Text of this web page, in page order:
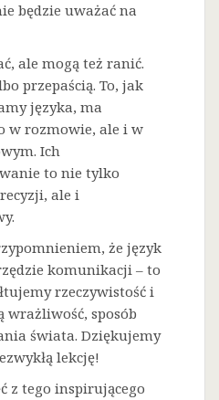
będzie uważać na
ale mogą też ranić.
przepaścią. To, jak
języka, ma
w rozmowie, ale i w
Ich
to nie tylko
ale i
że język
komunikacji – to
rzeczywistość i
wrażliwość, sposób
świata. Dziękujemy
lekcję!
z tego inspirującego